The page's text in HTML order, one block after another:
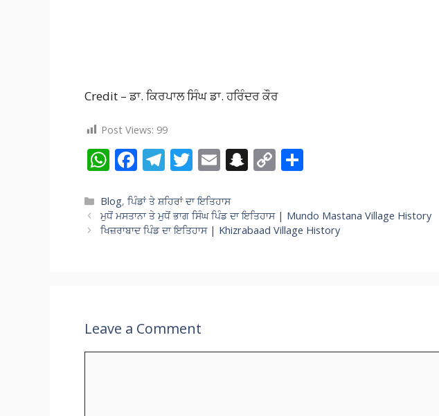
Credit – ਡਾ. ਕਿਰਪਾਲ ਸਿੰਘ ਡਾ. ਹਰਿੰਦਰ ਕੌਰ
Post Views: 99
W
at
s
F
e
b
T
e
gr
T
itt
er
E
ai
l
S
a
p
C
p
y
ar
e
Categories
Blog,ਪਿੰਡਾਂ ਤੇ ਸ਼ਹਿਰਾਂ ਦਾ ਇਤਿਹਾਸ
ਮੁਧੋਂ ਮਸਤਾਨਾ ਤੇ ਮੁਧੋਂ ਭਾਗ ਸਿੰਘ ਪਿੰਡ ਦਾ ਇਤਿਹਾਸ | Mundo Mastana Village History
ਖਿਜ਼ਰਾਬਾਦ ਪਿੰਡ ਦਾ ਇਤਿਹਾਸ | Khizrabaad Village History
Leave a Comment